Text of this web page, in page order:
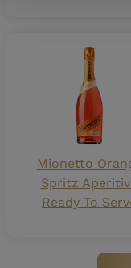
Mionetto
Spritz
Ready To